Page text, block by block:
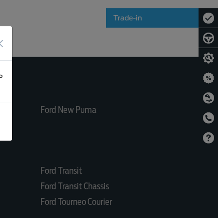
Ford New Puma
Ford Transit
Ford Transit Chassis
Ford Tourneo Courier
Trade-in